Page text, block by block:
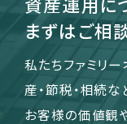
まずはご相
私たちファミリー
産・節税・相続な
お客様の価値観